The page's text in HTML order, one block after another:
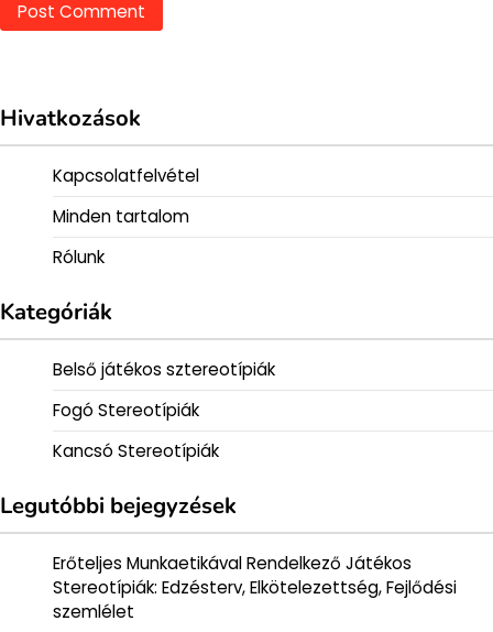
Hivatkozások
Kapcsolatfelvétel
Minden tartalom
Rólunk
Kategóriák
Belső játékos sztereotípiák
Fogó Stereotípiák
Kancsó Stereotípiák
Legutóbbi bejegyzések
Erőteljes Munkaetikával Rendelkező Játékos
Stereotípiák: Edzésterv, Elkötelezettség, Fejlődési
szemlélet